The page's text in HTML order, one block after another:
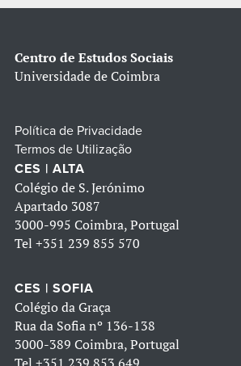
Centro de Estudos Sociais
Universidade de Coimbra
Política de Privacidade
Termos de Utilização
CES | ALTA
Colégio de S. Jerónimo
Apartado 3087
3000-995 Coimbra, Portugal
Tel +351 239 855 570
CES | SOFIA
Colégio da Graça
Rua da Sofia nº 136-138
3000-389 Coimbra, Portugal